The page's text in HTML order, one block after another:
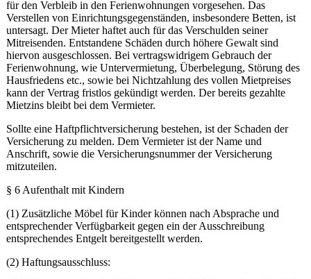
für den Verbleib in den Ferienwohnungen vorgesehen. Das
Verstellen von Einrichtungsgegenständen, insbesondere Betten, ist
untersagt. Der Mieter haftet auch für das Verschulden seiner
Mitreisenden. Entstandene Schäden durch höhere Gewalt sind
hiervon ausgeschlossen. Bei vertragswidrigem Gebrauch der
Ferienwohnung, wie Untervermietung, Überbelegung, Störung des
Hausfriedens etc., sowie bei Nichtzahlung des vollen Mietpreises
kann der Vertrag fristlos gekündigt werden. Der bereits gezahlte
Mietzins bleibt bei dem Vermieter.
Sollte eine Haftpflichtversicherung bestehen, ist der Schaden der
Versicherung zu melden. Dem Vermieter ist der Name und
Anschrift, sowie die Versicherungsnummer der Versicherung
mitzuteilen.
§ 6 Aufenthalt mit Kindern
(1) Zusätzliche Möbel für Kinder können nach Absprache und
entsprechender Verfügbarkeit gegen ein der Ausschreibung
entsprechendes Entgelt bereitgestellt werden.
(2) Haftungsausschluss: